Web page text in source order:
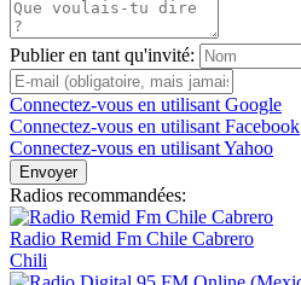
Publier en tant qu'invité:
Connectez-vous en utilisant Google
Connectez-vous en utilisant Facebook
Connectez-vous en utilisant Yahoo
Envoyer
Radios recommandées:
Radio Remid Fm Chile Cabrero
Chili